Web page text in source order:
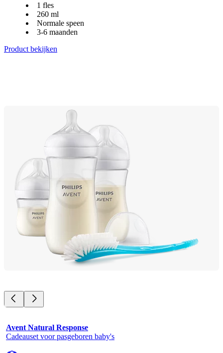
1 fles
260 ml
Normale speen
3-6 maanden
Product bekijken
Avent Natural Response
Cadeauset voor pasgeboren baby's